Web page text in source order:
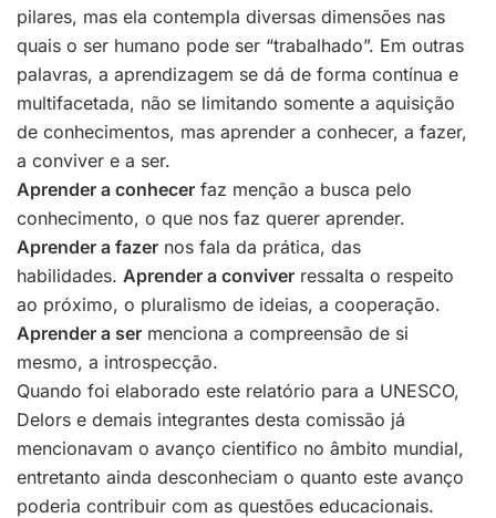
pilares, mas ela contempla diversas dimensões nas
quais o ser humano pode ser “trabalhado”. Em outras
palavras, a aprendizagem se dá de forma contínua e
multifacetada, não se limitando somente a aquisição
de conhecimentos, mas aprender a conhecer, a fazer,
a conviver e a ser.
Aprender a conhecer faz menção a busca pelo
conhecimento, o que nos faz querer aprender.
Aprender a fazer nos fala da prática, das
habilidades. Aprender a conviver ressalta o respeito
ao próximo, o pluralismo de ideias, a cooperação.
Aprender a ser menciona a compreensão de si
mesmo, a introspecção.
Quando foi elaborado este relatório para a UNESCO,
Delors e demais integrantes desta comissão já
mencionavam o avanço cientifico no âmbito mundial,
entretanto ainda desconheciam o quanto este avanço
poderia contribuir com as questões educacionais.